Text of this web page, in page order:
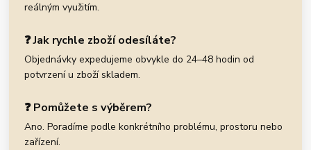
reálným využitím.
❓ Jak rychle zboží odesíláte?
Objednávky expedujeme obvykle do 24–48 hodin od
potvrzení u zboží skladem.
❓ Pomůžete s výběrem?
Ano. Poradíme podle konkrétního problému, prostoru nebo
zařízení.